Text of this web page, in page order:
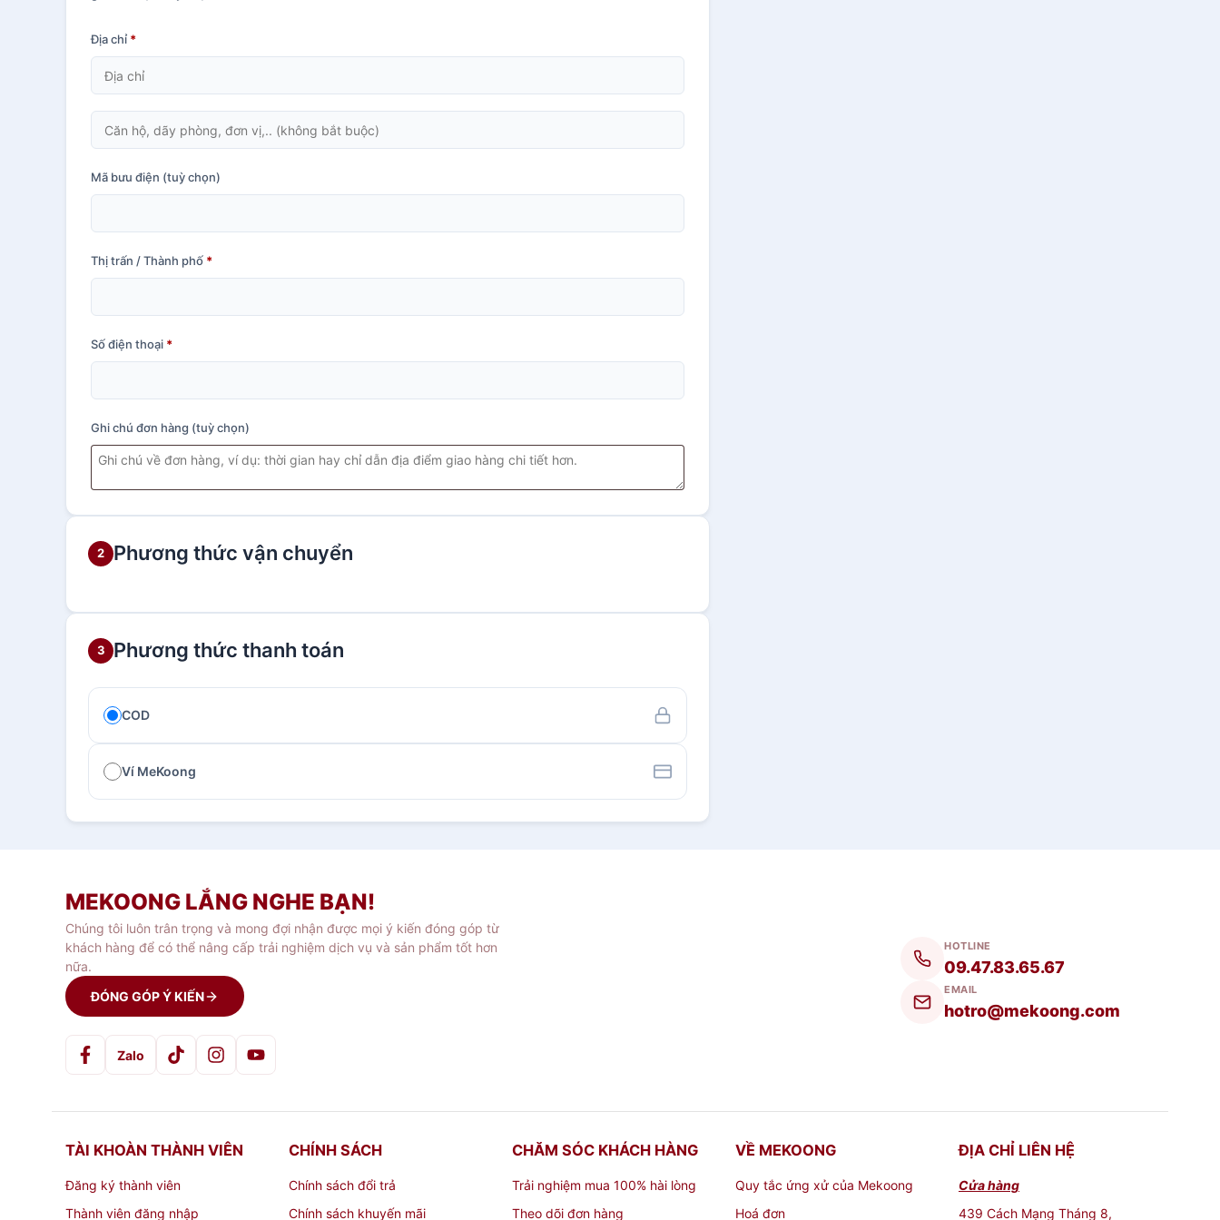
Địa chỉ *
hộ,
phòng,
v.v.(tuỳ
Mã bưu điện (tuỳ chọn)
Thị trấn / Thành phố *
Số điện thoại *
Ghi chú đơn hàng (tuỳ chọn)
2 Phương thức vận chuyển
3 Phương thức thanh toán
COD
Ví MeKoong
MEKOONG LẮNG NGHE BẠN!
Chúng tôi luôn trân trọng và mong đợi nhận được mọi ý kiến đóng góp từ
khách hàng để có thể nâng cấp trải nghiệm dịch vụ và sản phẩm tốt hơn
nữa.
ĐÓNG GÓP Ý KIẾN
Zalo
HOTLINE
09.47.83.65.67
EMAIL
hotro@mekoong.com
TÀI KHOÀN THÀNH VIÊN
Đăng ký thành viên
Thành viên đăng nhập
CHÍNH SÁCH
Chính sách đổi trả
Chính sách khuyến mãi
CHĂM SÓC KHÁCH HÀNG
Trải nghiệm mua 100% hài lòng
Theo dõi đơn hàng
VỀ MEKOONG
Quy tắc ứng xử của Mekoong
Hoá đơn
ĐỊA CHỈ LIÊN HỆ
Cửa hàng
439 Cách Mạng Tháng 8,